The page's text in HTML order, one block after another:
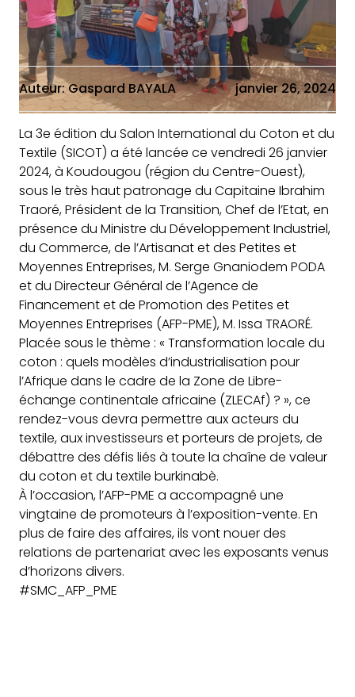
Auteur: Gaspard BAYALA janvier 26, 2024
La 3e édition du Salon International du Coton et du
Textile (SICOT) a été lancée ce vendredi 26 janvier
2024, à Koudougou (région du Centre-Ouest),
sous le très haut patronage du Capitaine Ibrahim
Traoré, Président de la Transition, Chef de l’Etat, en
présence du Ministre du Développement Industriel,
du Commerce, de l’Artisanat et des Petites et
Moyennes Entreprises, M. Serge Gnaniodem PODA
et du Directeur Général de l’Agence de
Financement et de Promotion des Petites et
Moyennes Entreprises (AFP-PME), M. Issa TRAORÉ.
Placée sous le thème : « Transformation locale du
coton : quels modèles d’industrialisation pour
l’Afrique dans le cadre de la Zone de Libre-
échange continentale africaine (ZLECAf) ? », ce
rendez-vous devra permettre aux acteurs du
textile, aux investisseurs et porteurs de projets, de
débattre des défis liés à toute la chaîne de valeur
du coton et du textile burkinabè.
À l’occasion, l’AFP-PME a accompagné une
vingtaine de promoteurs à l’exposition-vente. En
plus de faire des affaires, ils vont nouer des
relations de partenariat avec les exposants venus
d’horizons divers.
#SMC_AFP_PME